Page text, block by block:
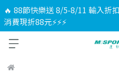
🔥 88節快樂送 8/5-8/11 輸入折
消費現折88元⚡⚡⚡